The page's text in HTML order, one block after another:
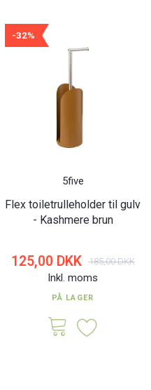
-32%
5five
Flex toiletrulleholder til gulv
- Kashmere brun
125,00 DKK 185,00 DKK
Inkl. moms
PÅ LAGER